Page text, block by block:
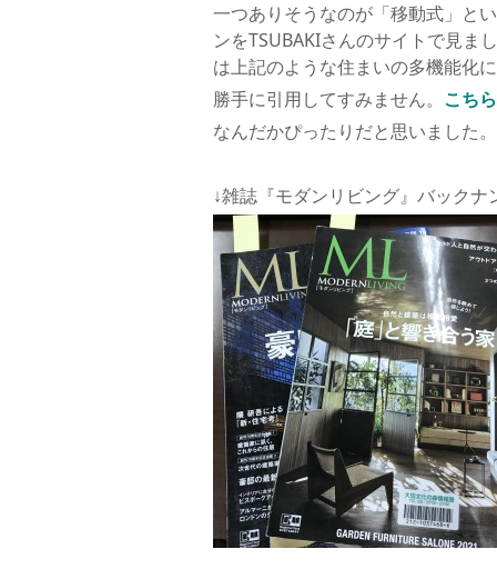
一つありそうなのが「移動式」と
ンをTSUBAKIさんのサイトで見ま
は上記のような住まいの多機能化
勝手に引用してすみません。 こち
なんだかぴったりだと思いました。
↓雑誌『モダンリビング』バックナ